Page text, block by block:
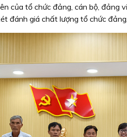
của tổ chức đảng, cán bộ, đảng
đánh giá chất lượng tổ chức